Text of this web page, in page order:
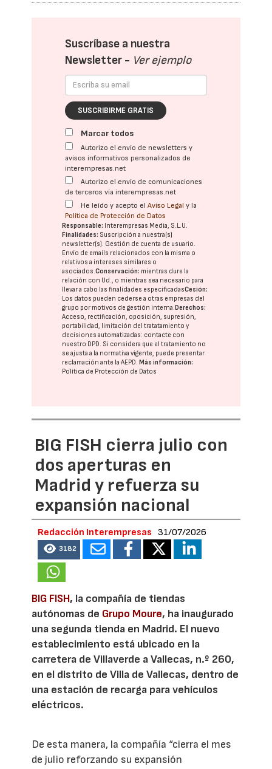
Suscríbase a nuestra
Newsletter - Ver ejemplo
SUSCRIBIRME GRATIS
Marcar todos
Autorizo el envío de newsletters y
avisos informativos personalizados de
interempresas.net
Autorizo el envío de comunicaciones
de terceros vía interempresas.net
He leído y acepto elAviso Legal y la
Política de Protección de Datos
Responsable: Interempresas Media, S.L.U.
Finalidades: Suscripción a nuestra(s)
newsletter(s). Gestión de cuenta de usuario.
Envío de emails relacionados con la misma o
relativos a intereses similares o
asociados.Conservación: mientras dure la
relación con Ud., o mientras sea necesario para
llevar a cabo las finalidades especificadasCesión:
Los datos pueden cederse a otras empresas del
grupo por motivos de gestión interna.Derechos:
Acceso, rectificación, oposición, supresión,
portabilidad, limitación del tratatamiento y
decisiones automatizadas: contacte con
nuestro DPD. Si considera que el tratamiento no
se ajusta a la normativa vigente, puede presentar
reclamación ante laAEPD.Más información:
Política de Protección de Datos
BIG FISH cierra julio con
dos aperturas en
Madrid y refuerza su
expansión nacional
Redacción Interempresas 31/07/2026
3182
BIG FISH, la compañía de tiendas
autónomas de Grupo Moure, ha inaugurado
una segunda tienda en Madrid. El nuevo
establecimiento está ubicado en la
carretera de Villaverde a Vallecas, n.º 260,
en el distrito de Villa de Vallecas, dentro de
una estación de recarga para vehículos
eléctricos.
De esta manera, la compañía “cierra el mes
de julio reforzando su expansión